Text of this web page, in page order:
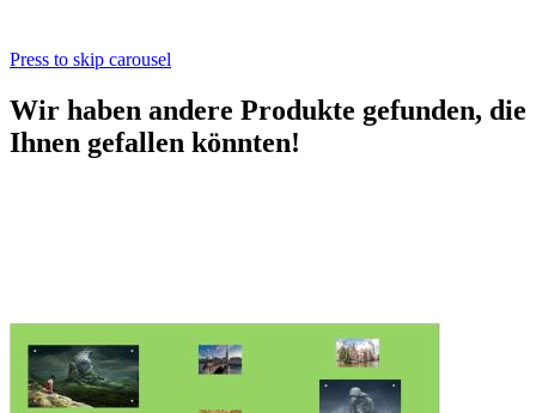
Press to skip carousel
Wir haben andere Produkte gefunden, die
Ihnen gefallen könnten!